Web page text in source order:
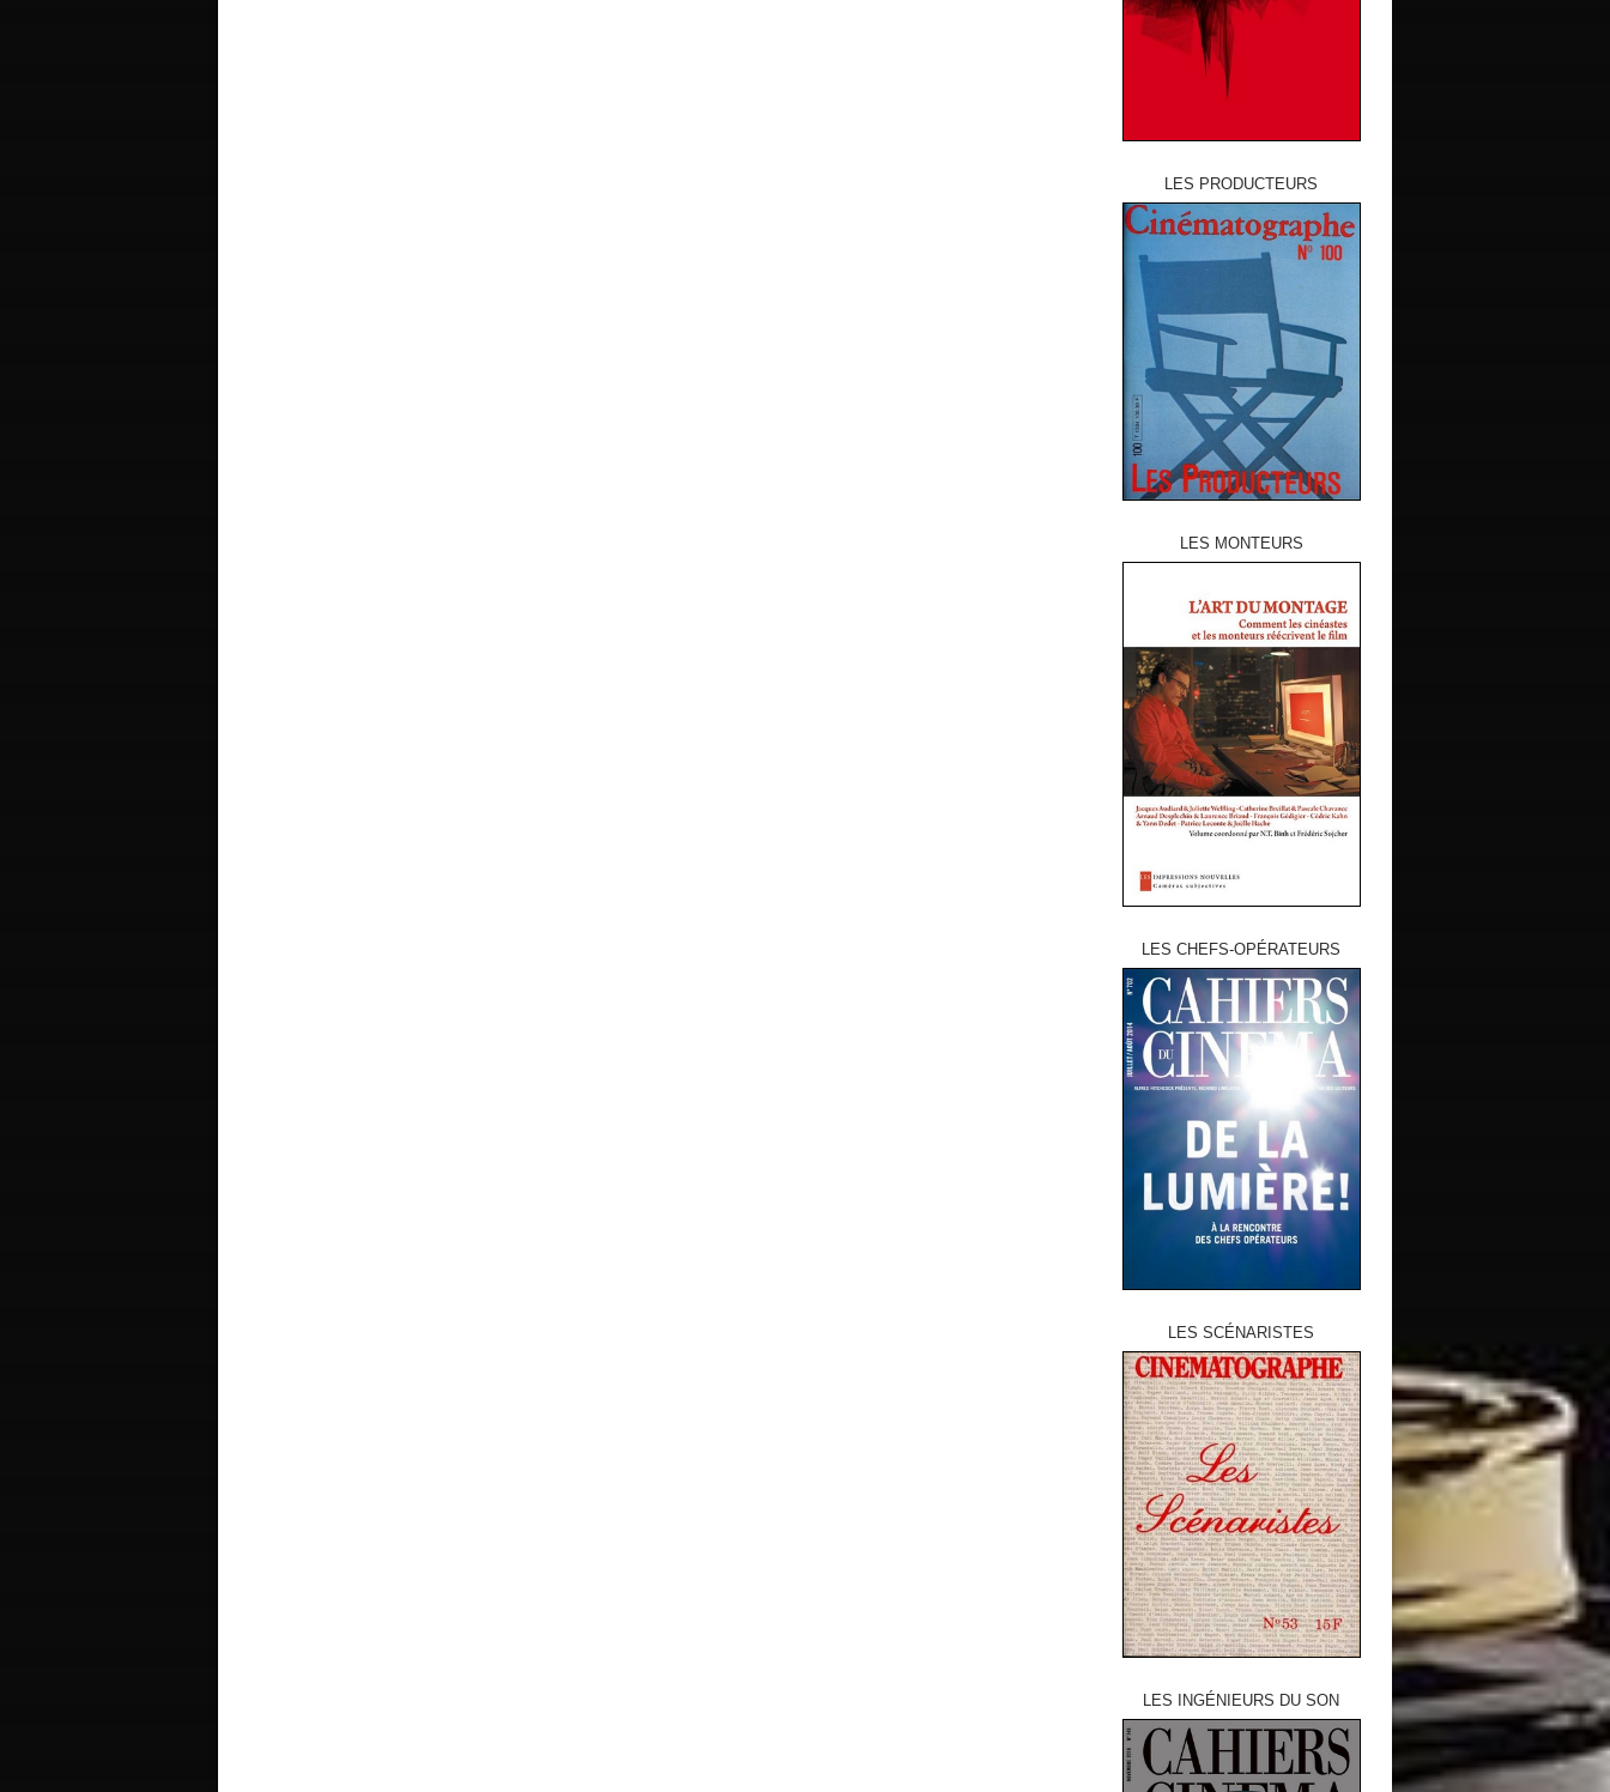
LES PRODUCTEURS
LES MONTEURS
LES CHEFS-OPÉRATEURS
LES SCÉNARISTES
LES INGÉNIEURS DU SON